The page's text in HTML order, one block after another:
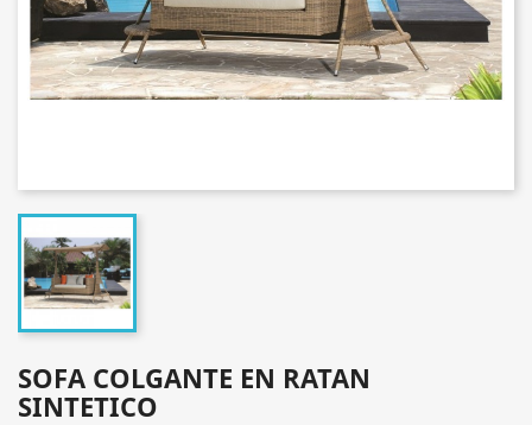
SOFA COLGANTE EN RATAN
SINTETICO